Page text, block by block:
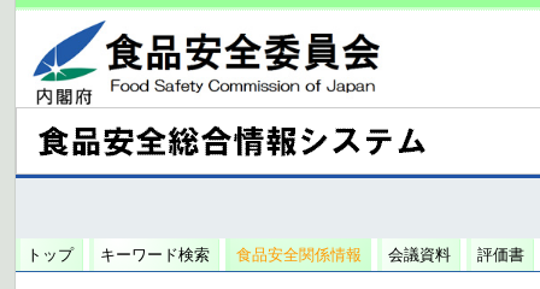
トップ キーワード検索 食品安全関係情報 会議資料 評価書